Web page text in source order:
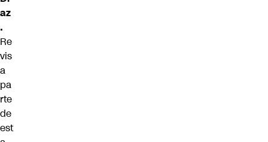
az
.
Re
vis
a
pa
rte
de
est